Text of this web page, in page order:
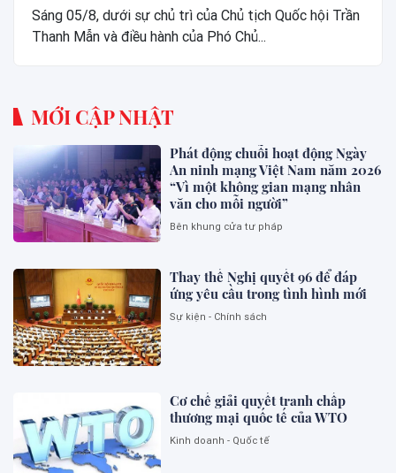
Sáng 05/8, dưới sự chủ trì của Chủ tịch Quốc hội Trần
Thanh Mẫn và điều hành của Phó Chủ...
MỚI CẬP NHẬT
Phát động chuỗi hoạt động Ngày
An ninh mạng Việt Nam năm 2026
“Vì một không gian mạng nhân
văn cho mỗi người”
Bên khung cửa tư pháp
Thay thế Nghị quyết 96 để đáp
ứng yêu cầu trong tình hình mới
Sự kiện - Chính sách
Cơ chế giải quyết tranh chấp
thương mại quốc tế của WTO
Kinh doanh - Quốc tế